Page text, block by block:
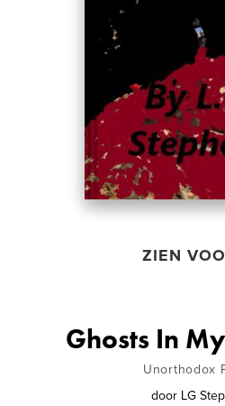
ZIEN
Ghosts In
Unorthodox
door LG